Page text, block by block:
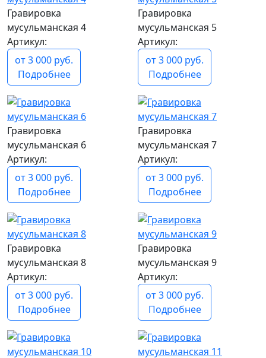
Гравировка
мусульманская 4
Артикул:
от 3 000 руб.
Подробнее
Гравировка
мусульманская 5
Артикул:
от 3 000 руб.
Подробнее
Гравировка
мусульманская 6
Артикул:
от 3 000 руб.
Подробнее
Гравировка
мусульманская 7
Артикул:
от 3 000 руб.
Подробнее
Гравировка
мусульманская 8
Артикул:
от 3 000 руб.
Подробнее
Гравировка
мусульманская 9
Артикул:
от 3 000 руб.
Подробнее